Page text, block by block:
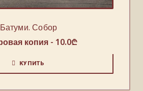
Батуми. Собор
копия - 10.0₾
КУПИТЬ